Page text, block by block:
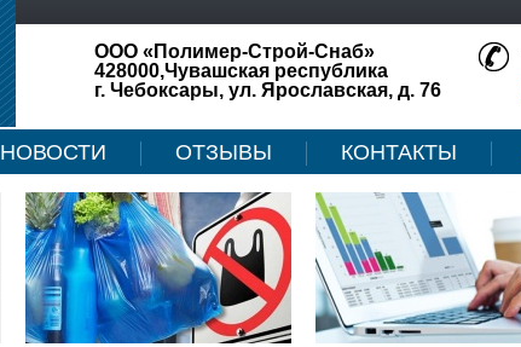
ООО «Полимер-Строй-Снаб»
428000,Чувашская республика
г. Чебоксары, ул. Ярославская, д. 76
НОВОСТИ ОТЗЫВЫ КОНТАКТЫ